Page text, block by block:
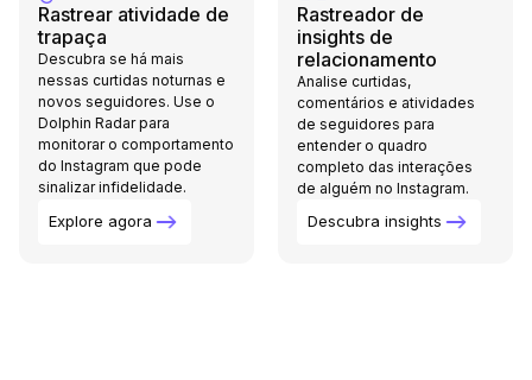
Rastrear atividade de
trapaça
Descubra se há mais
nessas curtidas noturnas e
novos seguidores. Use o
Dolphin Radar para
monitorar o comportamento
do Instagram que pode
sinalizar infidelidade.
Explore agora
Rastreador de
insights de
relacionamento
Analise curtidas,
comentários e atividades
de seguidores para
entender o quadro
completo das interações
de alguém no Instagram.
Descubra insights